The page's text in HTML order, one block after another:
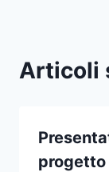
Articoli
progetto